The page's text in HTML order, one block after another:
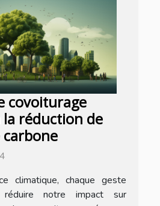
covoiturage
réduction de
climatique, chaque geste
notre impact sur